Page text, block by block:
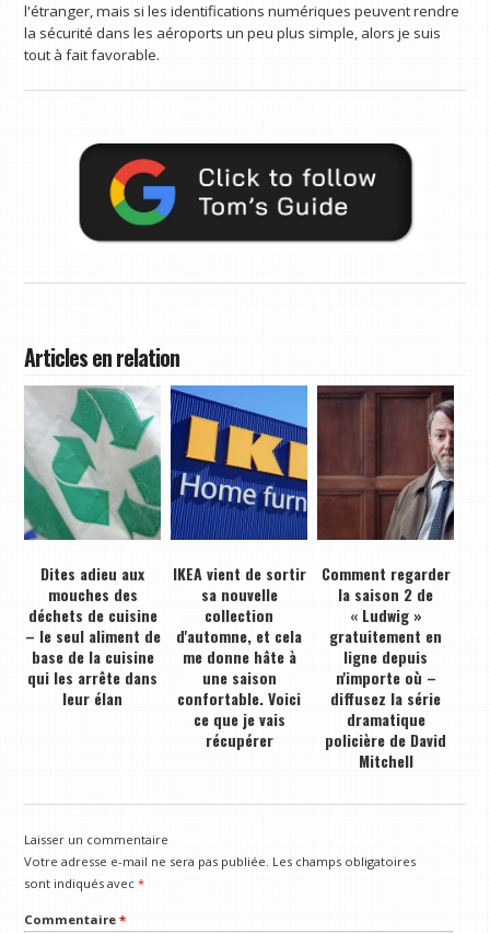
l'étranger, mais si les identifications numériques peuvent rendre
la sécurité dans les aéroports un peu plus simple, alors je suis
tout à fait favorable.
Articles en relation
Dites adieu aux
mouches des
déchets de cuisine
– le seul aliment de
base de la cuisine
qui les arrête dans
leur élan
IKEA vient de sortir
sa nouvelle
collection
d'automne, et cela
me donne hâte à
une saison
confortable. Voici
ce que je vais
récupérer
Comment regarder
la saison 2 de
« Ludwig »
gratuitement en
ligne depuis
n'importe où –
diffusez la série
dramatique
policière de David
Mitchell
Laisser un commentaire
Votre adresse e-mail ne sera pas publiée. Les champs obligatoires
sont indiqués avec*
Commentaire*